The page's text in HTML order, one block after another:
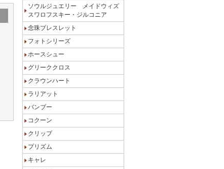
ソウルジュエリー メイドウィズ
スワロフスキー・ジルコニア
念珠ブレスレット
フォトシリーズ
ホースシュー
グリーククロス
クラウンハート
ラリアット
バンブー
コクーン
クリップ
プリズム
キャレ